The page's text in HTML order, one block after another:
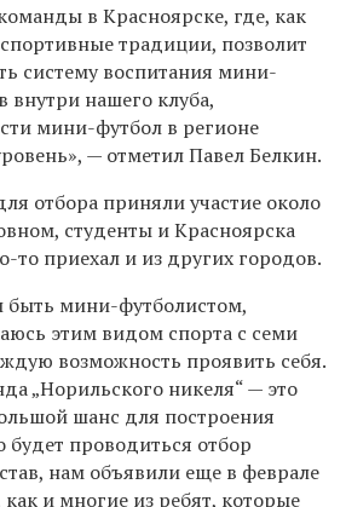
в Красноярске, где, как
традиции, позволит
систему воспитания мини-
внутри нашего клуба,
мини-футбол в регионе
— отметил Павел Белкин.
отбора приняли участие около
студенты и Красноярска
то приехал и из других городов.
быть мини-футболистом,
этим видом спорта с семи
возможность проявить себя.
„Норильского никеля“ — это
шанс для построения
будет проводиться отбор
нам объявили еще в феврале
и многие из ребят, которые